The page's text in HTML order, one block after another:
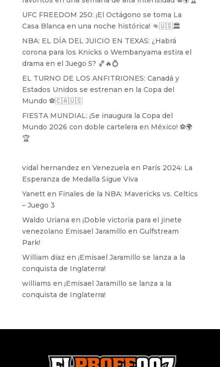
UFC FREEDOM 250: ¡El Octágono se toma La
Casa Blanca en una noche histórica! 👊🇺🇸🏛️
NBA: EL DÍA DEL JUICIO EN TEXAS: ¿Habrá
corona para los Knicks o Wembanyama estira el
drama en el Juego 5? 🏀🔥💍
EL TURNO DE LOS ANFITRIONES: Canadá y
Estados Unidos se estrenan en la Copa del
Mundo ⚽️🇨🇦🇺🇸
FIESTA MUNDIAL: ¡Se inaugura la Copa del
Mundo 2026 con doble cartelera en México! ⚽️🌍
🏆
vidal hernandez en Venezuela en París 2024: La
Esperanza de Medalla Sigue Viva
Yanetten Finales de la NBA: Mavericks vs. Celtics
– Juego 3
Waldo Uriana en ¡Doble victoria para el jinete
venezolano Emisael Jaramillo en Gulfstream
Park!
William diaz en ¡Emisael Jaramillo se lanza a la
conquista de Inglaterra!
williams en ¡Emisael Jaramillo se lanza a la
conquista de Inglaterra!